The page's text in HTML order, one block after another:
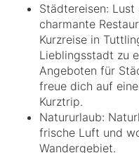
Städtereisen:
charmante
Kurzreise in
Lieblingsstadt zu
Angeboten für
freue dich auf
Kurztrip.
Natururlaub:
frische Luft und
Wandergebiet.